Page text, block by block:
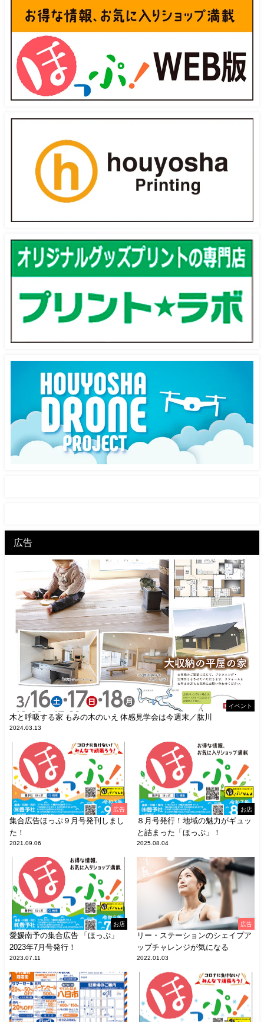
広告
イベント
木と呼吸する家 もみの木のいえ 体感見学会は今週末／肱川
2024.03.13
広告
集合広告ほっぷ９月号発刊しまし
た！
2021.09.06
お店
８月号発行！地域の魅力がギュッ
と詰まった「ほっぷ」！
2025.08.04
お店
愛媛南予の集合広告 「ほっぷ」
2023年7月号発行！
2023.07.11
広告
リー・ステーションのシェイプア
ップチャレンジが気になる
2022.01.03